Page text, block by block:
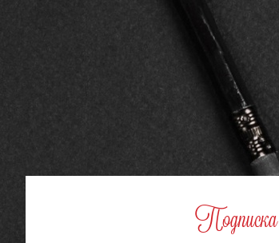
Подписка